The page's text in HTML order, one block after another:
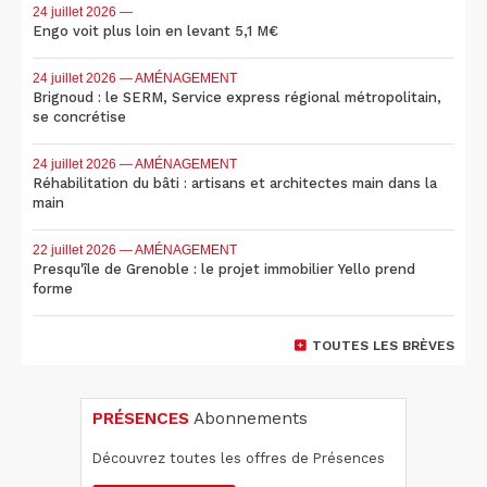
24 juillet 2026 —
Engo voit plus loin en levant 5,1 M€
24 juillet 2026 — AMÉNAGEMENT
Brignoud : le SERM, Service express régional métropolitain,
se concrétise
24 juillet 2026 — AMÉNAGEMENT
Réhabilitation du bâti : artisans et architectes main dans la
main
22 juillet 2026 — AMÉNAGEMENT
Presqu'île de Grenoble : le projet immobilier Yello prend
forme
TOUTES LES BRÈVES
PRÉSENCES Abonnements
Découvrez toutes les offres de Présences